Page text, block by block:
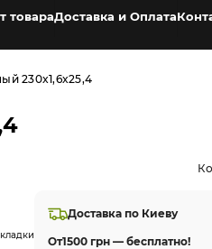
товараДоставка и Оплата
230x1,6x25,4
Доставка по Киеву
От1500 грн — бесплатно!